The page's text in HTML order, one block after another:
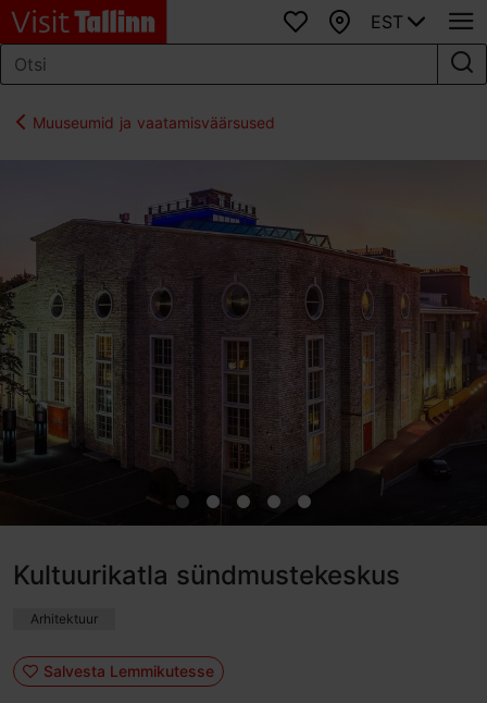
Lemmikud
Kaart
EST
Muuseumid ja vaatamisväärsused
Kultuurikatla sündmustekeskus
Arhitektuur
Salvesta Lemmikutesse